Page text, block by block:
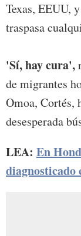
Texas, EEUU,
traspasa
'Sí, hay cura',
de migrantes
Omoa, Cortés,
desesperada
LEA: En
diagnosticado